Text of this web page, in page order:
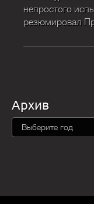
непростого
резюмировал
Архив